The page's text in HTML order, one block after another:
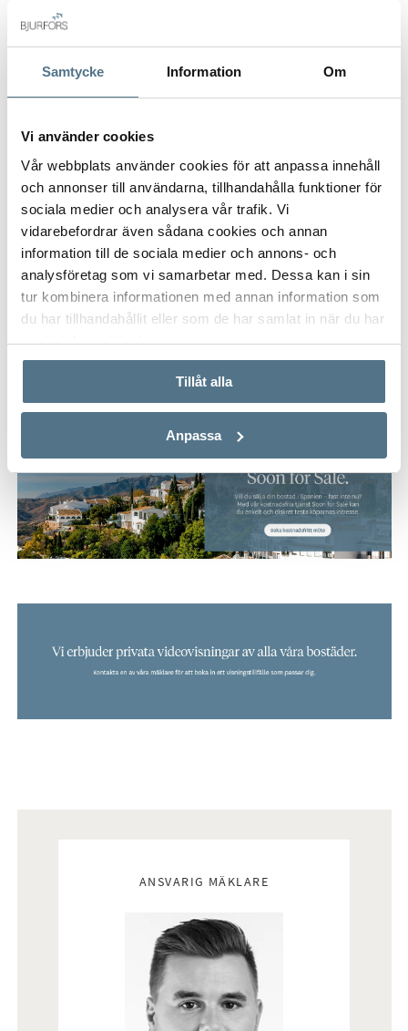
Samtycke Information Om
Vi använder cookies
Vår webbplats använder cookies för att anpassa innehåll
och annonser till användarna, tillhandahålla funktioner för
sociala medier och analysera vår trafik. Vi
vidarebefordrar även sådana cookies och annan
information till de sociala medier och annons- och
analysföretag som vi samarbetar med. Dessa kan i sin
tur kombinera informationen med annan information som
du har tillhandahållit eller som de har samlat in när du har
använt deras tjänster.
Tillåt alla
Anpassa
I närheten av projektet kan du hitta ett brett utbud av trevliga
restauranger, det stora köpcentret Habaneras och alla
bekvämligheter du kan behöva. Inom en kort bilresa kan du
nå flera golfbanor, samt de vackra stränderna i Torrevieja,
Välkommen att kontakta oss för mer information eller för att
boka din visning!
PLANRITNING
VISA INNEHÅLL
FAKTA OM BOSTADEN
VISA INNEHÅLL
OM TORREVIEJA
VISA INNEHÅLL
KARTA
VISA INNEHÅLL
ANSVARIG MÄKLARE